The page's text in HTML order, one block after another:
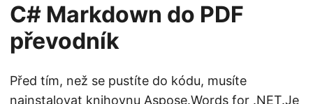
C# Markdown do PDF
převodník
Před tím, než se pustíte do kódu, musíte
nainstalovat knihovnu Aspose.Words for .NET.Je